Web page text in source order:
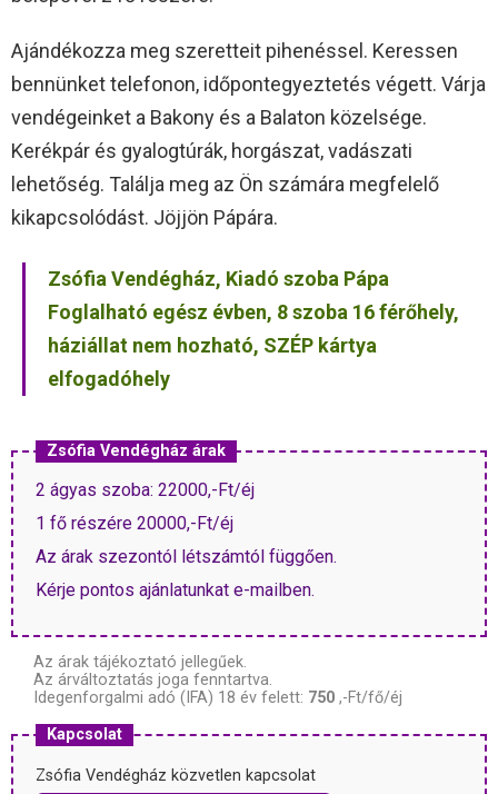
Ajándékozza meg szeretteit pihenéssel. Keressen
bennünket telefonon, időpontegyeztetés végett. Várja
vendégeinket a Bakony és a Balaton közelsége.
Kerékpár és gyalogtúrák, horgászat, vadászati
lehetőség. Találja meg az Ön számára megfelelő
kikapcsolódást. Jöjjön Pápára.
Zsófia Vendégház, Kiadó szoba Pápa
Foglalható egész évben, 8 szoba 16 férőhely,
háziállat nem hozható, SZÉP kártya
elfogadóhely
Zsófia Vendégház árak
2 ágyas szoba: 22000,-Ft/éj
1 fő részére 20000,-Ft/éj
Az árak szezontól létszámtól függően.
Kérje pontos ajánlatunkat e-mailben.
Az árak tájékoztató jellegűek.
Az árváltoztatás joga fenntartva.
Idegenforgalmi adó (IFA) 18 év felett: 750 ,-Ft/fő/éj
Kapcsolat
Zsófia Vendégház közvetlen kapcsolat